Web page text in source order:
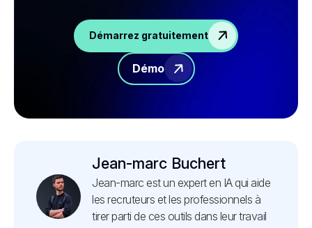
Démarrez gratuitement
Démo
Jean-marc Buchert
Jean-marc est un expert en IA qui aide
les recruteurs et les professionnels à
tirer parti de ces outils dans leur travail